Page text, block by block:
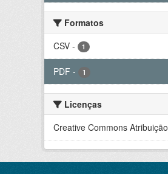
Formatos
CSV - 1
PDF - 1
Licenças
Creative Commons Atribuição